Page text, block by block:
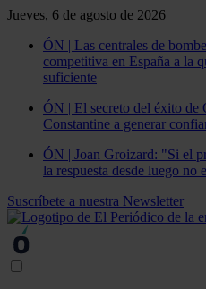
Jueves, 6 de agosto de 2026
ÓN | Las centrales de
competitiva en España a la
suficiente
ÓN | El secreto del éxito
Constantine a generar
ÓN | Joan Groizard: "Si el
la respuesta desde luego no
Suscríbete a nuestra Newsletter